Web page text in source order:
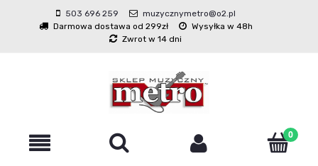
503 696 259
muzycznymetro@o2.pl
Darmowa dostawa od 299zł
Wysyłka w 48h
Zwrot w 14 dni